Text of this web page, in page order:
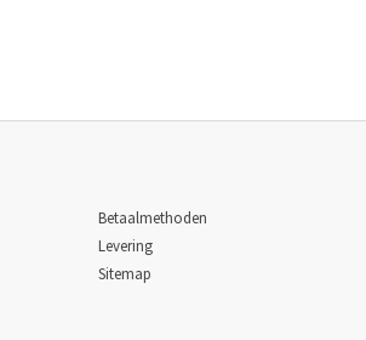
Betaalmethoden
Levering
Sitemap